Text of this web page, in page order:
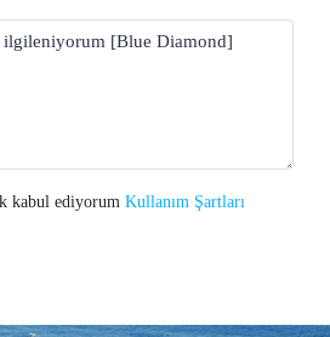
kabul ediyorum Kullanım Şartları